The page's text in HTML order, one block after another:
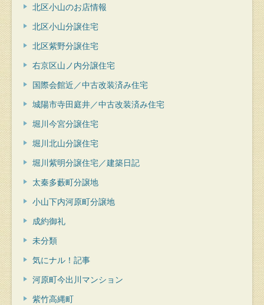
北区小山のお店情報
北区小山分譲住宅
北区紫野分譲住宅
右京区山ノ内分譲住宅
国際会館近／中古改装済み住宅
城陽市寺田庭井／中古改装済み住宅
堀川今宮分譲住宅
堀川北山分譲住宅
堀川紫明分譲住宅／建築日記
太秦多藪町分譲地
小山下内河原町分譲地
成約御礼
未分類
気にナル！記事
河原町今出川マンション
紫竹高縄町